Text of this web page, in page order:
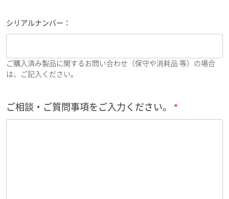
シリアルナンバー：
ご購入済み製品に関するお問い合わせ（保守や消耗品 等）の場合
は、ご記入ください。
ご相談・ご質問事項をご入力ください。